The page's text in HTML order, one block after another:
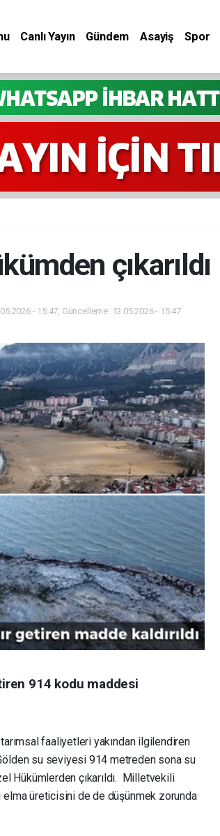
Canlı Yayın Gündem Asayiş Spor
çıkarıldı
- 15:47, Güncelleme: 13.05.2026 - 15:47
914 kodu maddesi
faaliyetleri yakından ilgilendiren
su seviyesi 914 metreden sona su
Hükümlerden çıkarıldı. Milletvekili
elma üreticisini de de düşünmek zorunda